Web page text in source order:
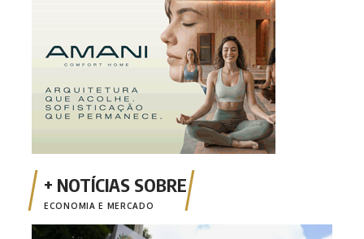
ECONOMIA E MERCADO